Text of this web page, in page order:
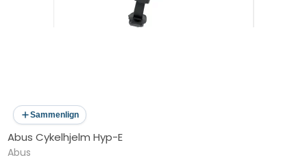
Sammenlign
Abus Cykelhjelm Hyp-E
Abus